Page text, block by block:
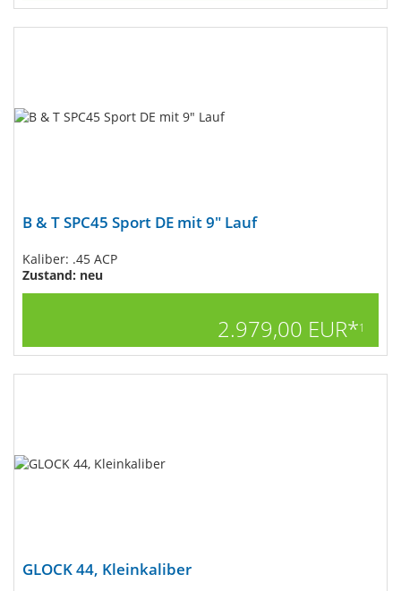
B & T SPC45 Sport DE mit 9" Lauf
Kaliber: .45 ACP
Zustand: neu
2.979,00 EUR*1
GLOCK 44, Kleinkaliber